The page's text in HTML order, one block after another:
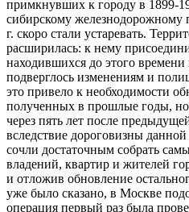
примкнувших к городу в 1899-
сибирскому железнодорожному
г. скоро стали устаревать.
расширилась: к нему
находившихся до этого
подверглось изменениям и
это привело к необходимости
полученных в прошлые годы,
через пять лет после
вследствие дороговизны
сочли достаточным собрать
владений, квартир и жителей
и отложив обновление
уже было сказано, в Москве
операция первый раз была